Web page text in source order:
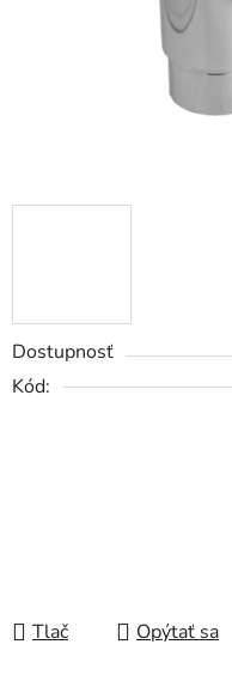
Dostupnosť
Kód:
Tlač Opýtať sa